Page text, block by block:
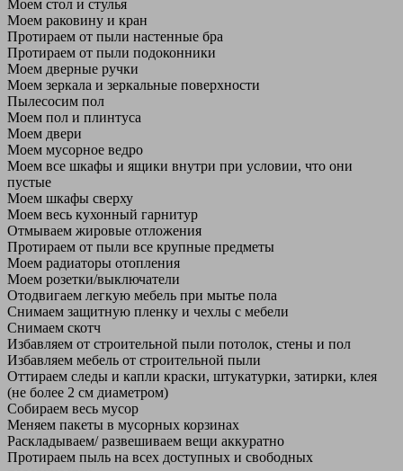
Моем стол и стулья
Моем раковину и кран
Протираем от пыли настенные бра
Протираем от пыли подоконники
Моем дверные ручки
Моем зеркала и зеркальные поверхности
Пылесосим пол
Моем пол и плинтуса
Моем двери
Моем мусорное ведро
Моем все шкафы и ящики внутри при условии, что они
пустые
Моем шкафы сверху
Моем весь кухонный гарнитур
Отмываем жировые отложения
Протираем от пыли все крупные предметы
Моем радиаторы отопления
Моем розетки/выключатели
Отодвигаем легкую мебель при мытье пола
Снимаем защитную пленку и чехлы с мебели
Снимаем скотч
Избавляем от строительной пыли потолок, стены и пол
Избавляем мебель от строительной пыли
Оттираем следы и капли краски, штукатурки, затирки, клея
(не более 2 см диаметром)
Собираем весь мусор
Меняем пакеты в мусорных корзинах
Раскладываем/ развешиваем вещи аккуратно
Протираем пыль на всех доступных и свободных